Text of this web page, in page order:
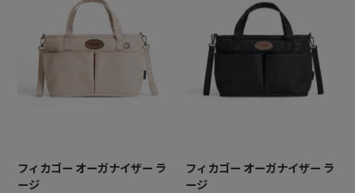
フィカゴー オーガナイザー ラ
ージ
フィカゴー オーガナイザー ラ
ージ